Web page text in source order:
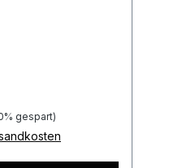
gespart)